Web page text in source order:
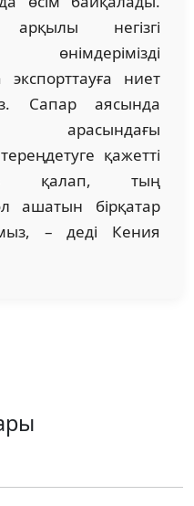
негізгі
өнімдерімізді
ниет
Сапар аясында
қажетті
қалап, тың
ашатын бірқатар
– деді Кения